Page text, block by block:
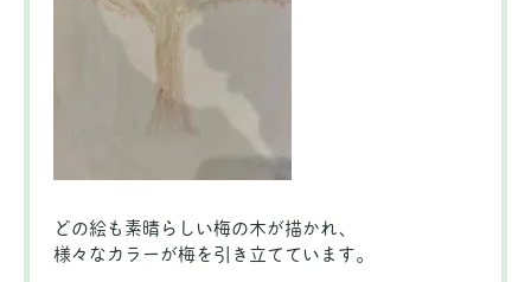
どの絵も素晴らしい梅の木が描かれ、
様々なカラーが梅を引き立てています。